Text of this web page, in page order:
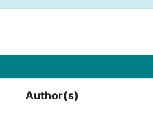
Author(s)